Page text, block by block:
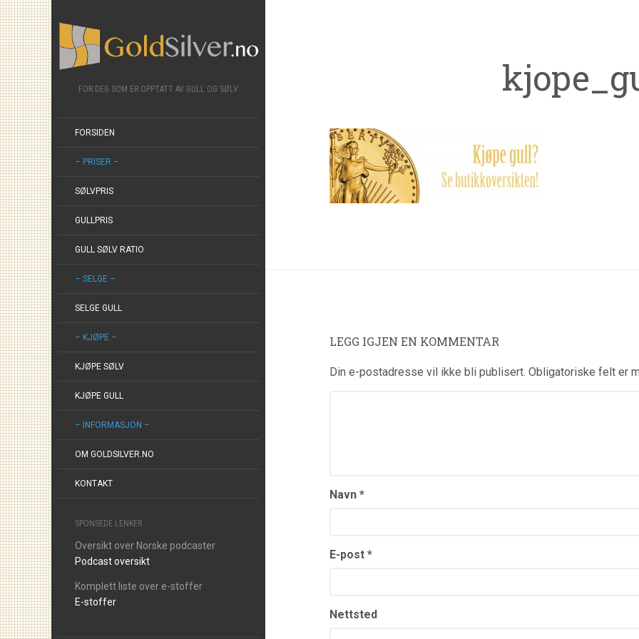
FOR DEG SOM ER OPPTATT AV GULL OG SØLV
FORSIDEN
– PRISER –
SØLVPRIS
GULLPRIS
GULL SØLV RATIO
– SELGE –
SELGE GULL
– KJØPE –
KJØPE SØLV
KJØPE GULL
– INFORMASJON –
OM GOLDSILVER.NO
KONTAKT
SPONSEDE LENKER
Oversikt over Norske podcaster
Podcast oversikt
Komplett liste over e-stoffer
E-stoffer
LEGG IGJEN EN KOMMENTAR
Din e-postadresse vil ikke bli publisert. Obligatoriske felt er
Navn *
E-post *
Nettsted